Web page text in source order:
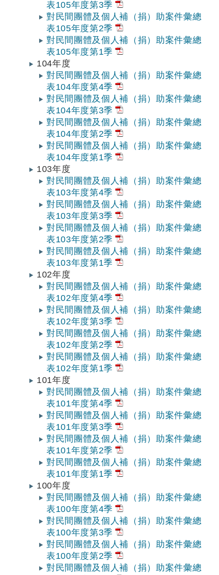
表105年度第3季
對民間團體及個人補（捐）助案件彙總
表105年度第2季
對民間團體及個人補（捐）助案件彙總
表105年度第1季
104年度
對民間團體及個人補（捐）助案件彙總
表104年度第4季
對民間團體及個人補（捐）助案件彙總
表104年度第3季
對民間團體及個人補（捐）助案件彙總
表104年度第2季
對民間團體及個人補（捐）助案件彙總
表104年度第1季
103年度
對民間團體及個人補（捐）助案件彙總
表103年度第4季
對民間團體及個人補（捐）助案件彙總
表103年度第3季
對民間團體及個人補（捐）助案件彙總
表103年度第2季
對民間團體及個人補（捐）助案件彙總
表103年度第1季
102年度
對民間團體及個人補（捐）助案件彙總
表102年度第4季
對民間團體及個人補（捐）助案件彙總
表102年度第3季
對民間團體及個人補（捐）助案件彙總
表102年度第2季
對民間團體及個人補（捐）助案件彙總
表102年度第1季
101年度
對民間團體及個人補（捐）助案件彙總
表101年度第4季
對民間團體及個人補（捐）助案件彙總
表101年度第3季
對民間團體及個人補（捐）助案件彙總
表101年度第2季
對民間團體及個人補（捐）助案件彙總
表101年度第1季
100年度
對民間團體及個人補（捐）助案件彙總
表100年度第4季
對民間團體及個人補（捐）助案件彙總
表100年度第3季
對民間團體及個人補（捐）助案件彙總
表100年度第2季
對民間團體及個人補（捐）助案件彙總